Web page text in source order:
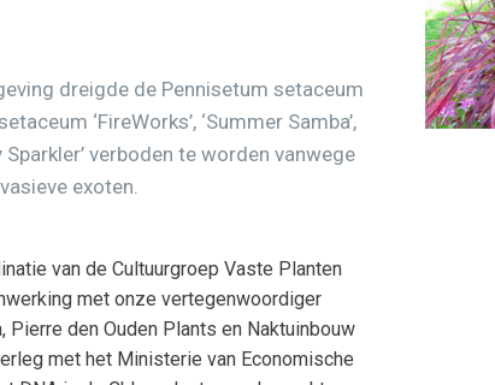
dreigde de Pennisetum setaceum
‘FireWorks’, ‘Summer Samba’,
Sparkler’ verboden te worden vanwege
exoten.
van de Cultuurgroep Vaste Planten
met onze vertegenwoordiger
Pierre den Ouden Plants en Naktuinbouw
met het Ministerie van Economische